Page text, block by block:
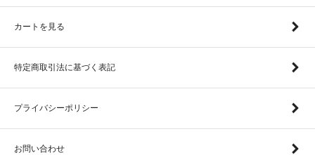
カートを見る
特定商取引法に基づく表記
プライバシーポリシー
お問い合わせ